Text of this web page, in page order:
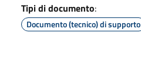
Tipi di documento:
Documento (tecnico) di supporto